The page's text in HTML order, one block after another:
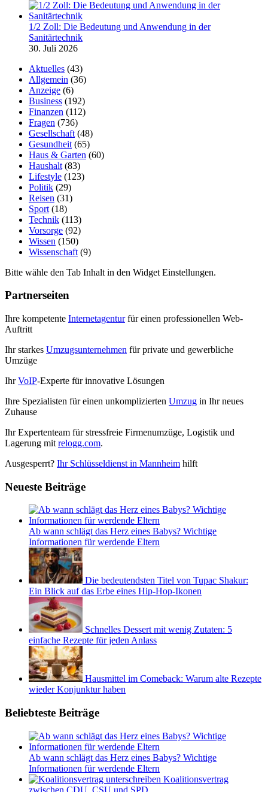
1/2 Zoll: Die Bedeutung und Anwendung in der
Sanitärtechnik
30. Juli 2026
Aktuelles (43)
Allgemein (36)
Anzeige (6)
Business (192)
Finanzen (112)
Fragen (736)
Gesellschaft (48)
Gesundheit (65)
Haus & Garten (60)
Haushalt (83)
Lifestyle (123)
Politik (29)
Reisen (31)
Sport (18)
Technik (113)
Vorsorge (92)
Wissen (150)
Wissenschaft (9)
Bitte wähle den Tab Inhalt in den Widget Einstellungen.
Partnerseiten
Ihre kompetente Internetagenturfür einen professionellen Web-
Auftritt
Ihr starkes Umzugsunternehmen für private und gewerbliche
Umzüge
IhrVoIP-Experte für innovative Lösungen
Ihre Spezialisten für einen unkomplizierten Umzug in Ihr neues
Zuhause
Ihr Expertenteam für stressfreie Firmenumzüge, Logistik und
Lagerung mit relogg.com.
Ausgesperrt? Ihr Schlüsseldienst in Mannheim hilft
Neueste Beiträge
Ab wann schlägt das Herz eines Babys? Wichtige
Informationen für werdende Eltern
Die bedeutendsten Titel von Tupac Shakur:
Ein Blick auf das Erbe eines Hip-Hop-Ikonen
Schnelles Dessert mit wenig Zutaten: 5
einfache Rezepte für jeden Anlass
Hausmittel im Comeback: Warum alte Rezepte
wieder Konjunktur haben
Beliebteste Beiträge
Ab wann schlägt das Herz eines Babys? Wichtige
Informationen für werdende Eltern
Koalitionsvertrag
zwischen CDU, CSU und SPD